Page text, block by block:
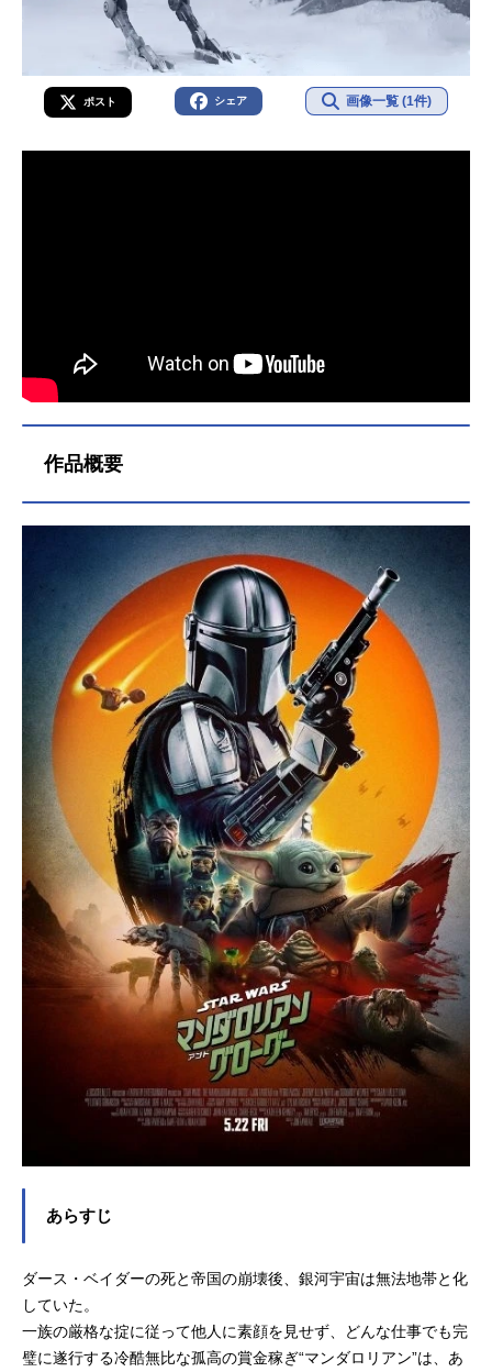
ポスト シェア 画像一覧 (1件)
作品概要
あらすじ
ダース・ベイダーの死と帝国の崩壊後、銀河宇宙は無法地帯と化
していた。
一族の厳格な掟に従って他人に素顔を見せず、どんな仕事でも完
璧に遂行する冷酷無比な孤高の賞金稼ぎ“マンダロリアン”は、あ